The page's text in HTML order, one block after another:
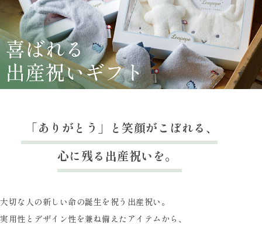
「ありがとう」と笑顔がこぼれる、
心に残る出産祝いを。
大切な人の新しい命の誕生を祝う出産祝い。
実用性とデザイン性を兼ね備えたアイテムから、